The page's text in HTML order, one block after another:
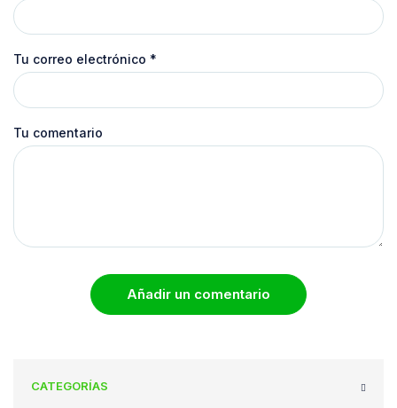
Tu correo electrónico *
Tu comentario
Añadir un comentario
CATEGORÍAS